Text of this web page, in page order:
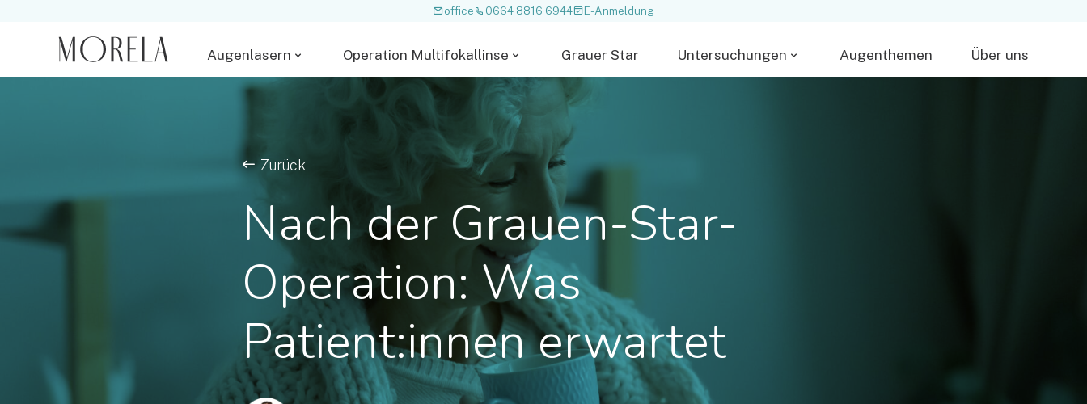
office 0664 8816 6944 E-Anmeldung
Augenlasern Operation Multifokallinse Grauer Star Untersuchungen Augenthemen Über uns
Zurück
Nach der Grauen-Star-
Operation: Was
Patient:innen erwartet